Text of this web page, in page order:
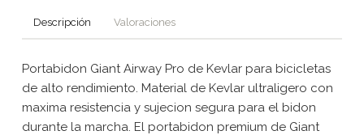
Descripción Valoraciones
Portabidon Giant Airway Pro de Kevlar para bicicletas
de alto rendimiento. Material de Kevlar ultraligero con
maxima resistencia y sujecion segura para el bidon
durante la marcha. El portabidon premium de Giant